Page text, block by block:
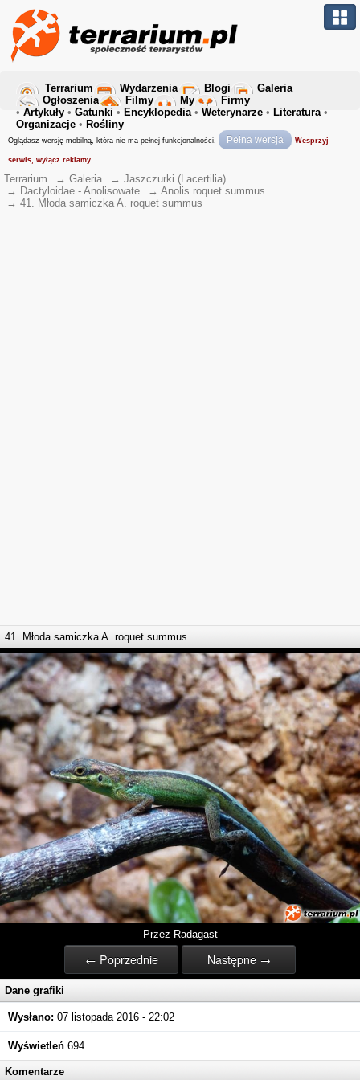
Terrarium Wydarzenia Blogi
Galeria
Ogłoszenia
Filmy My
Firmy
• Artykuły • Gatunki • Encyklopedia• Weterynarze • Literatura•
Organizacje • Rośliny
Oglądasz wersję mobilną, która nie ma pełnej funkcjonalności. Pełna wersja Wesprzyj
serwis, wyłącz reklamy
Terrarium → Galeria → Jaszczurki (Lacertilia)
→ Dactyloidae - Anolisowate → Anolis roquet summus
→ 41. Młoda samiczka A. roquet summus
41. Młoda samiczka A. roquet summus
Przez Radagast
← Poprzednie Następne →
Dane grafiki
Wysłano: 07 listopada 2016 - 22:02
Wyświetleń 694
Komentarze